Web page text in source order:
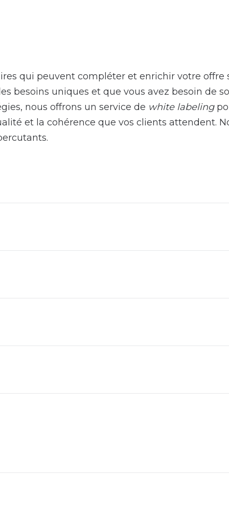
qui peuvent compléter et enrichir votre
besoins uniques et que vous avez besoin de
nous offrons un service de white labeling
et la cohérence que vos clients attendent.